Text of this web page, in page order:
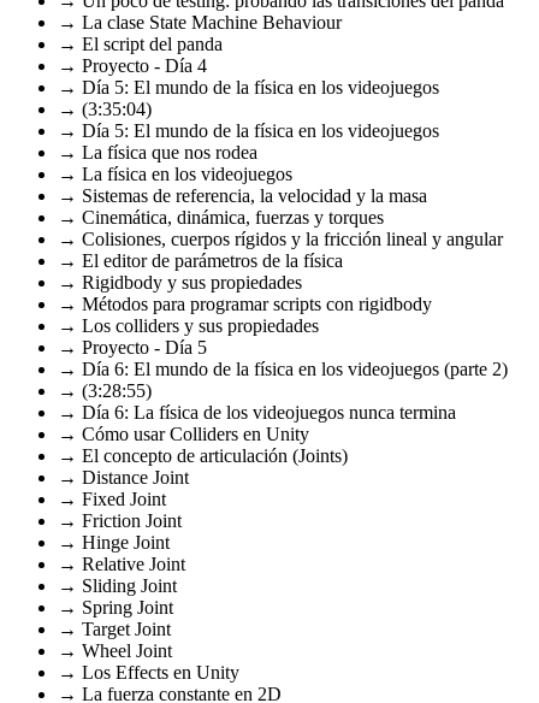
→ La clase State Machine Behaviour
→ El script del panda
→ Proyecto - Día 4
→ Día 5: El mundo de la física en los videojuegos
→ (3:35:04)
→ Día 5: El mundo de la física en los videojuegos
→ La física que nos rodea
→ La física en los videojuegos
→ Sistemas de referencia, la velocidad y la masa
→ Cinemática, dinámica, fuerzas y torques
→ Colisiones, cuerpos rígidos y la fricción lineal y angular
→ El editor de parámetros de la física
→ Rigidbody y sus propiedades
→ Métodos para programar scripts con rigidbody
→ Los colliders y sus propiedades
→ Proyecto - Día 5
→ Día 6: El mundo de la física en los videojuegos (parte 2)
→ (3:28:55)
→ Día 6: La física de los videojuegos nunca termina
→ Cómo usar Colliders en Unity
→ El concepto de articulación (Joints)
→ Distance Joint
→ Fixed Joint
→ Friction Joint
→ Hinge Joint
→ Relative Joint
→ Sliding Joint
→ Spring Joint
→ Target Joint
→ Wheel Joint
→ Los Effects en Unity
→ La fuerza constante en 2D